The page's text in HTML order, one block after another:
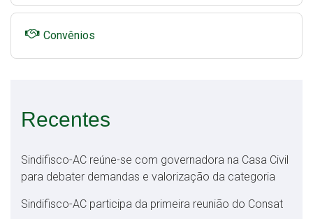
Convênios
Recentes
Sindifisco-AC reúne-se com governadora na Casa Civil
para debater demandas e valorização da categoria
Sindifisco-AC participa da primeira reunião do Consat